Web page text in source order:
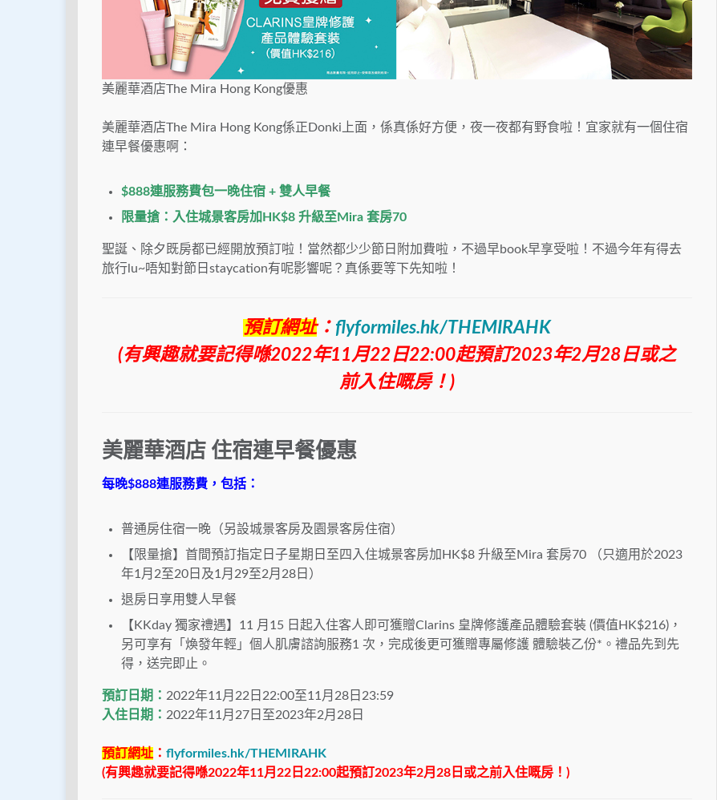
美麗華酒店The Mira Hong Kong優惠
美麗華酒店The Mira Hong Kong係正Donki上面，係真係好方便，夜一夜都有野食啦！宜家就有一個住宿
連早餐優惠啊：
$888連服務費包一晚住宿 + 雙人早餐
限量搶：入住城景客房加HK$8 升級至Mira 套房70
聖誕、除夕既房都已經開放預訂啦！當然都少少節日附加費啦，不過早book早享受啦！不過今年有得去
旅行lu~唔知對節日staycation有呢影響呢？真係要等下先知啦！
預訂網址： flyformiles.hk/THEMIRAHK
(有興趣就要記得喺2022年11月22日22:00起預訂2023年2月28日或之
前入住嘅房！)
美麗華酒店 住宿連早餐優惠
每晚$888連服務費，包括：
普通房住宿一晚（另設城景客房及園景客房住宿）
【限量搶】首間預訂指定日子星期日至四入住城景客房加HK$8 升級至Mira 套房70 （只適用於2023
年1月2至20日及1月29至2月28日）
退房日享用雙人早餐
【KKday 獨家禮遇】11 月15 日起入住客人即可獲贈Clarins 皇牌修護產品體驗套裝 (價值HK$216)，
另可享有「煥發年輕」個人肌膚諮詢服務1 次，完成後更可獲贈專屬修護 體驗裝乙份*。禮品先到先
得，送完即止。
預訂日期： 2022年11月22日22:00至11月28日23:59
入住日期： 2022年11月27日至2023年2月28日
預訂網址 ： flyformiles.hk/THEMIRAHK
(有興趣就要記得喺2022年11月22日22:00起預訂2023年2月28日或之前入住嘅房！)